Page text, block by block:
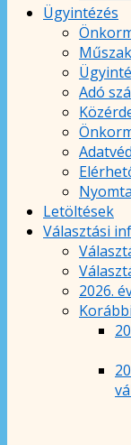
Ügyintézés
Adó
Letöltések
Választási
2026.